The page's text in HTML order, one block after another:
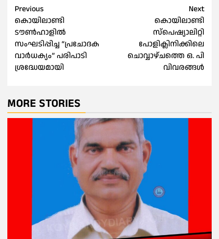
Post
navigation
Previous
കൊയിലാണ്ടി
ടൗൺഹാളിൽ
സംഘടിപ്പിച്ച “പ്രചോദക
വാർധക്യം” പരിപാടി
ശ്രദ്ധേയമായി
Next
കൊയിലാണ്ടി
സ്പെഷ്യാലിറ്റി
പോളിക്ലിനിക്കിലെ
ചൊവ്വാഴ്ചത്തെ ഒ. പി
വിവരങ്ങൾ
MORE STORIES